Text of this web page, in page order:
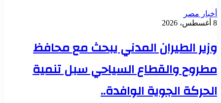
أخبار مصر
8 أغسطس، 2026
وزير الطيران المدني يبحث مع محافظ
مطروح والقطاع السياحي سبل تنمية
الحركة الجوية الوافدة..